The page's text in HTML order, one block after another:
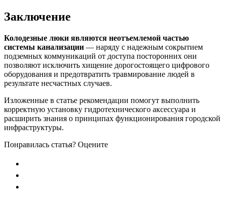
Заключение
Колодезные люки являются неотъемлемой частью
системы канализации — наряду с надежным сокрытием
подземных коммуникаций от доступа посторонних они
позволяют исключить хищение дорогостоящего цифрового
оборудования и предотвратить травмирование людей в
результате несчастных случаев.
Изложенные в статье рекомендации помогут выполнить
корректную установку гидротехнического аксессуара и
расширить знания о принципах функционирования городской
инфраструктуры.
Понравилась статья? Оцените